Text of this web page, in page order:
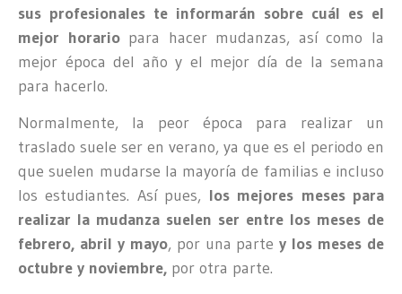
sus profesionales te informarán sobre cuál es el
mejor horario para hacer mudanzas, así como la
mejor época del año y el mejor día de la semana
para hacerlo.
Normalmente, la peor época para realizar un
traslado suele ser en verano, ya que es el periodo en
que suelen mudarse la mayoría de familias e incluso
los estudiantes. Así pues, los mejores meses para
realizar la mudanza suelen ser entre los meses de
febrero, abril y mayo, por una parte y los meses de
octubre y noviembre, por otra parte.